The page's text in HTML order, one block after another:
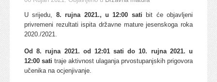
U srijedu, 8. rujna 2021., u 12:00 sati bit će objavljeni
privremeni rezultati ispita državne mature jesenskoga roka
2020./2021.
Od 8. rujna 2021. od 12:01 sati do 10. rujna 2021. u
12:00 sati traje aktivnost ulaganja prvostupanjskih prigovora
učenika na ocjenjivanje.